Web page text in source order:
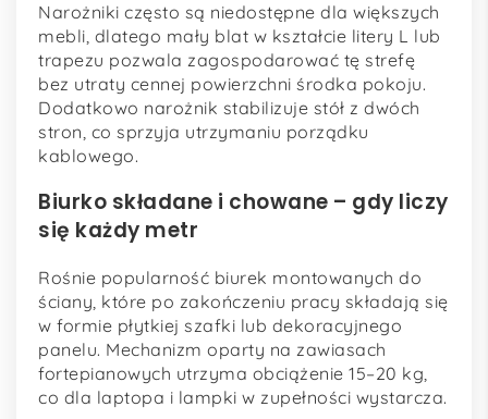
Narożniki często są niedostępne dla większych
mebli, dlatego mały blat w kształcie litery L lub
trapezu pozwala zagospodarować tę strefę
bez utraty cennej powierzchni środka pokoju.
Dodatkowo narożnik stabilizuje stół z dwóch
stron, co sprzyja utrzymaniu porządku
kablowego.
Biurko składane i chowane – gdy liczy
się każdy metr
Rośnie popularność biurek montowanych do
ściany, które po zakończeniu pracy składają się
w formie płytkiej szafki lub dekoracyjnego
panelu. Mechanizm oparty na zawiasach
fortepianowych utrzyma obciążenie 15–20 kg,
co dla laptopa i lampki w zupełności wystarcza.